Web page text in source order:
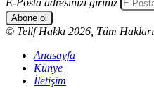
E-Posta adresinizi giriniz
© Telif Hakkı 2026, Tüm
Anasayfa
Künye
İletişim